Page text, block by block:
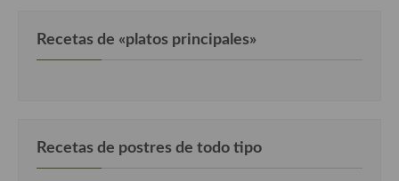
Recetas de «platos principales»
Recetas de postres de todo tipo